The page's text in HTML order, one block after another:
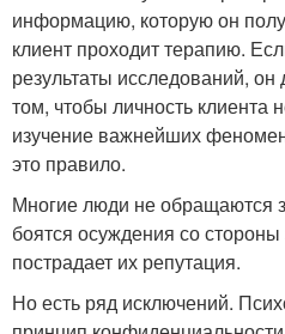
информацию, которую он
клиент проходит терапию.
результаты исследований,
том, чтобы личность
изучение важнейших
это правило.
Многие люди не обращаются
боятся осуждения со
пострадает их репутация.
Но есть ряд исключений.